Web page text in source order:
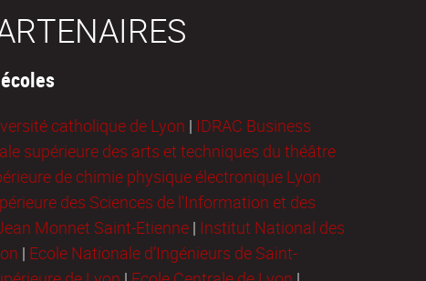
catholique de Lyon | IDRAC Business
supérieure des arts et techniques du théâtre
de chimie physique électronique Lyon
des Sciences de l'Information et des
Monnet Saint-Etienne | Institut National des
| Ecole Nationale d’Ingénieurs de Saint-